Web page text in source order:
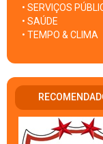
• SERVIÇOS
• SAÚDE
• TEMPO & CLIMA